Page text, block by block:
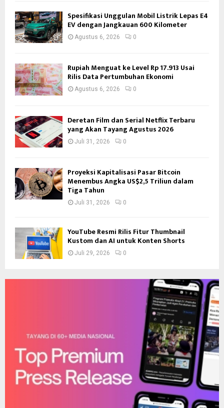
Spesifikasi Unggulan Mobil Listrik Lepas E4
EV dengan Jangkauan 600 Kilometer
Agustus 6, 2026 0
Rupiah Menguat ke Level Rp 17.913 Usai
Rilis Data Pertumbuhan Ekonomi
Agustus 6, 2026 0
Deretan Film dan Serial Netflix Terbaru
yang Akan Tayang Agustus 2026
Juli 31, 2026 0
Proyeksi Kapitalisasi Pasar Bitcoin
Menembus Angka US$2,5 Triliun dalam
Tiga Tahun
Juli 31, 2026 0
YouTube Resmi Rilis Fitur Thumbnail
Kustom dan AI untuk Konten Shorts
Juli 29, 2026 0